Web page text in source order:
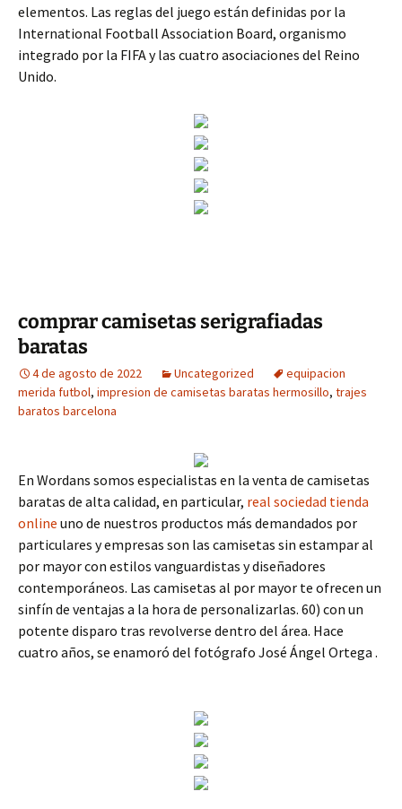
elementos. Las reglas del juego están definidas por la
International Football Association Board, organismo
integrado por la FIFA y las cuatro asociaciones del Reino
Unido.
comprar camisetas serigrafiadas
baratas
4 de agosto de 2022 Uncategorized
equipacion
merida futbol, impresion de camisetas baratas hermosillo, trajes
baratos barcelona
En Wordans somos especialistas en la venta de camisetas
baratas de alta calidad, en particular, real sociedad tienda
online uno de nuestros productos más demandados por
particulares y empresas son las camisetas sin estampar al
por mayor con estilos vanguardistas y diseñadores
contemporáneos. Las camisetas al por mayor te ofrecen un
sinfín de ventajas a la hora de personalizarlas. 60) con un
potente disparo tras revolverse dentro del área. Hace
cuatro años, se enamoró del fotógrafo José Ángel Ortega .